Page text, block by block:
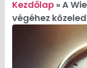
Kezdőlap »A
végéhez